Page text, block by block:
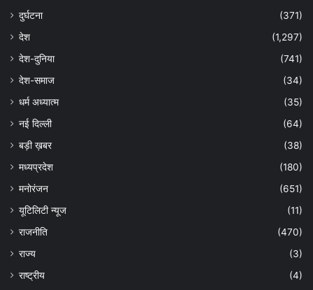
दुर्घटना
(371)
देश
(1,297)
देश-दुनिया
(741)
देश-समाज
(34)
धर्म अध्यात्म
(35)
नई दिल्ली
(64)
बड़ी ख़बर
(38)
मध्यप्रदेश
(180)
मनोरंजन
(651)
यूटिलिटी न्यूज
(11)
राजनीति
(470)
राज्य
(3)
राष्ट्रीय
(4)